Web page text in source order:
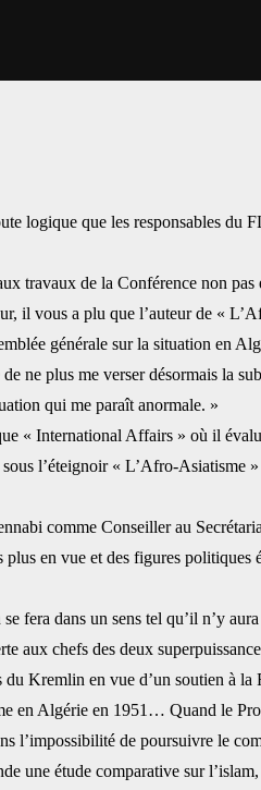
logique que les responsables du
travaux de la Conférence non
il vous a plu que l’auteur de «
générale sur la ‎situation
plus me verser désormais la
qui me paraît anormale. »
« International Affairs » où il
l’éteignoir « L’Afro-
comme Conseiller au
en vue et des figures
fera dans un sens tel qu’il n’y
chefs des deux
Kremlin ‎en vue d’un soutien à la
en Algérie en 1951… Quand le
l’impossibilité de poursuivre le
une étude ‎comparative sur